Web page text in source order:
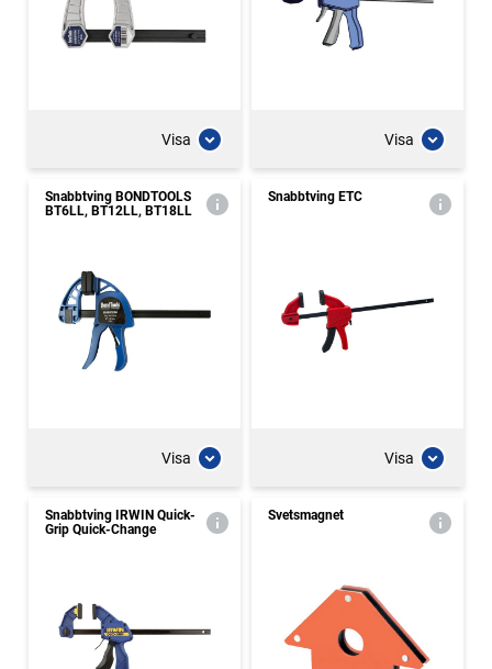
Visa Visa
Snabbtving BONDTOOLS
BT6LL, BT12LL, BT18LL
Visa
Snabbtving ETC
Visa
Snabbtving IRWIN Quick-
Grip Quick-Change
Svetsmagnet